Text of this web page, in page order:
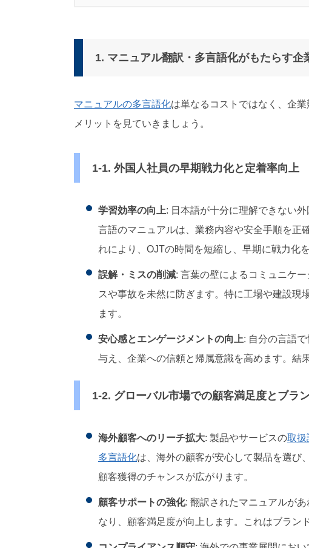
1. マニュアル翻訳・多言語化がもたらす企
マニュアルの多言語化は単なるコストではなく、企
メリットを見ていきましょう。
1-1. 外国人社員の早期戦力化と定着率向上
学習効率の向上: 日本語が十分に理解できない
言語のマニュアルは、業務内容や安全手順を正
れにより、OJTの時間を短縮し、早期に戦力化を
誤解・ミスの削減: 言葉の壁によるコミュニケ
スや事故を未然に防ぎます。特に工場や建設現
ます。
安心感とエンゲージメントの向上: 自分の言語
与え、企業への信頼と帰属意識を高めます。結
1-2. グローバル市場での顧客満足度とブラ
海外顧客へのリーチ拡大: 製品やサービスの取扱
多言語化は、海外の顧客が安心して製品を選び
顧客獲得のチャンスが広がります。
顧客サポートの強化: 翻訳されたマニュアルが
なり、顧客満足度が向上します。これはブラン